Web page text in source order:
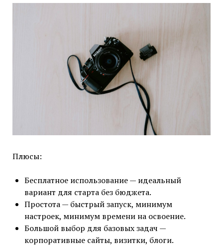
Плюсы:
Бесплатное использование — идеальный
вариант для старта без бюджета.
Простота — быстрый запуск, минимум
настроек, минимум времени на освоение.
Большой выбор для базовых задач —
корпоративные сайты, визитки, блоги.